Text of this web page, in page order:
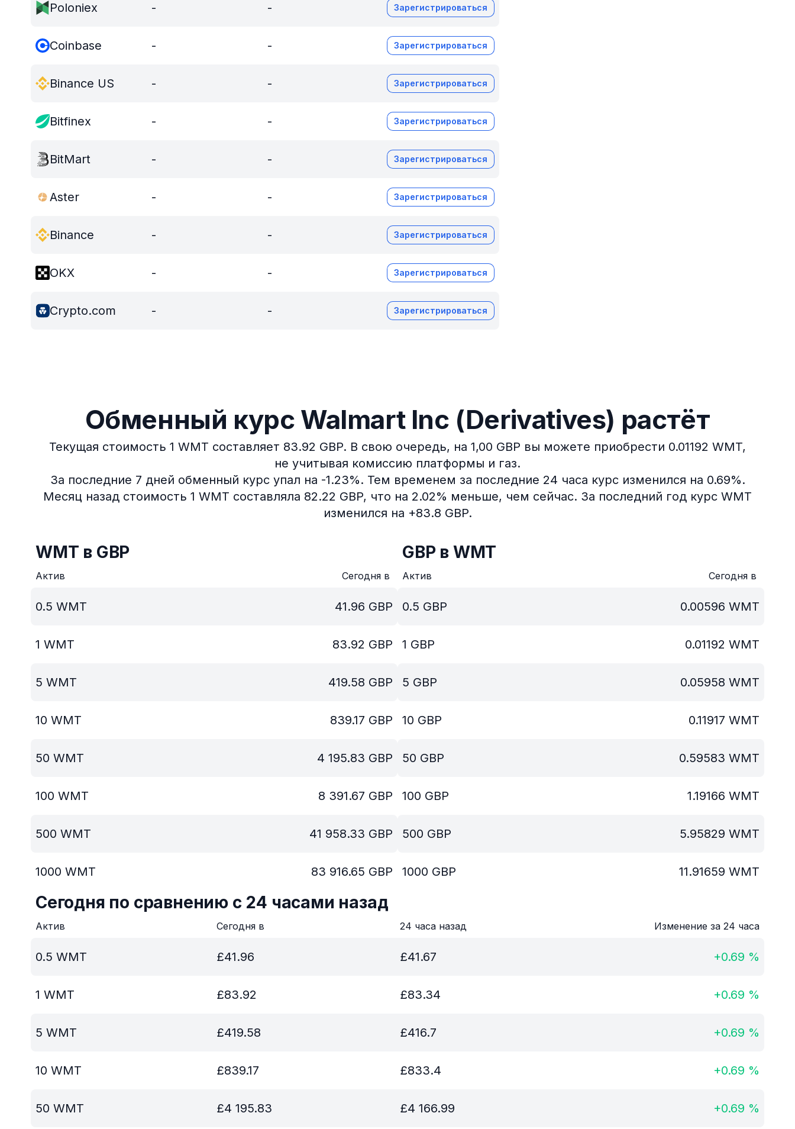
Poloniex - - Зарегистрироваться
Coinbase - - Зарегистрироваться
Binance US - - Зарегистрироваться
Bitfinex - - Зарегистрироваться
BitMart - - Зарегистрироваться
Aster - - Зарегистрироваться
Binance - - Зарегистрироваться
OKX - - Зарегистрироваться
Crypto.com - - Зарегистрироваться
Обменный курс Walmart Inc (Derivatives) растёт
Текущая стоимость 1 WMT составляет 83.92 GBP. В свою очередь, на 1,00 GBP вы можете приобрести 0.01192 WMT,
не учитывая комиссию платформы и газ.
За последние 7 дней обменный курс упал на -1.23%. Тем временем за последние 24 часа курс изменился на 0.69%.
Месяц назад стоимость 1 WMT составляла 82.22 GBP, что на 2.02% меньше, чем сейчас. За последний год курс WMT
изменился на +83.8 GBP.
WMT в GBP
Актив Сегодня в
0.5 WMT 41.96 GBP
1 WMT 83.92 GBP
5 WMT 419.58 GBP
10 WMT 839.17 GBP
50 WMT 4 195.83 GBP
100 WMT 8 391.67 GBP
500 WMT 41 958.33 GBP
1000 WMT 83 916.65 GBP
GBP в WMT
Актив Сегодня в
0.5 GBP 0.00596 WMT
1 GBP 0.01192 WMT
5 GBP 0.05958 WMT
10 GBP 0.11917 WMT
50 GBP 0.59583 WMT
100 GBP 1.19166 WMT
500 GBP 5.95829 WMT
1000 GBP 11.91659 WMT
Сегодня по сравнению с 24 часами назад
Актив Сегодня в 24 часа назад Изменение за 24 часа
0.5 WMT £41.96 £41.67 +0.69 %
1 WMT £83.92 £83.34 +0.69 %
5 WMT £419.58 £416.7 +0.69 %
10 WMT £839.17 £833.4 +0.69 %
50 WMT £4 195.83 £4 166.99 +0.69 %